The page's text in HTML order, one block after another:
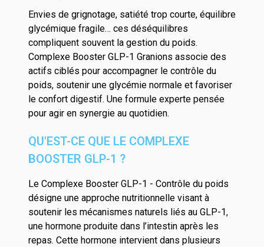
Envies de grignotage, satiété trop courte, équilibre
glycémique fragile… ces déséquilibres
compliquent souvent la gestion du poids.
Complexe Booster GLP-1 Granions associe des
actifs ciblés pour accompagner le contrôle du
poids, soutenir une glycémie normale et favoriser
le confort digestif. Une formule experte pensée
pour agir en synergie au quotidien.
QU'EST-CE QUE LE COMPLEXE
BOOSTER GLP-1 ?
Le Complexe Booster GLP-1 - Contrôle du poids
désigne une approche nutritionnelle visant à
soutenir les mécanismes naturels liés au GLP-1,
une hormone produite dans l’intestin après les
repas. Cette hormone intervient dans plusieurs